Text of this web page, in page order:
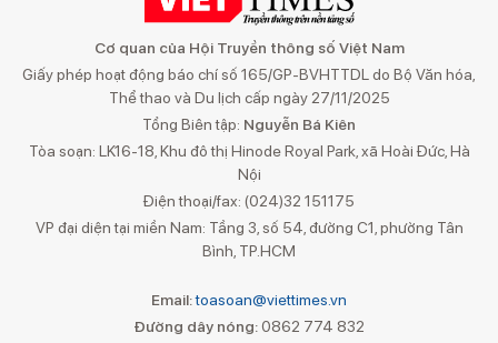
Cơ quan của Hội Truyền thông số Việt Nam
Giấy phép hoạt động báo chí số 165/GP-BVHTTDL do Bộ Văn hóa,
Thể thao và Du lịch cấp ngày 27/11/2025
Tổng Biên tập: Nguyễn Bá Kiên
Tòa soạn: LK16-18, Khu đô thị Hinode Royal Park, xã Hoài Đức, Hà
Nội
Điện thoại/fax: (024)32 151175
VP đại diện tại miền Nam: Tầng 3, số 54, đường C1, phường Tân
Bình, TP.HCM
Email:toasoan@viettimes.vn
Đường dây nóng: 0862 774 832